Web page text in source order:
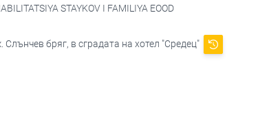
STAYKOV I FAMILIYA EOOD
бряг, в сградата на хотел "Средец"